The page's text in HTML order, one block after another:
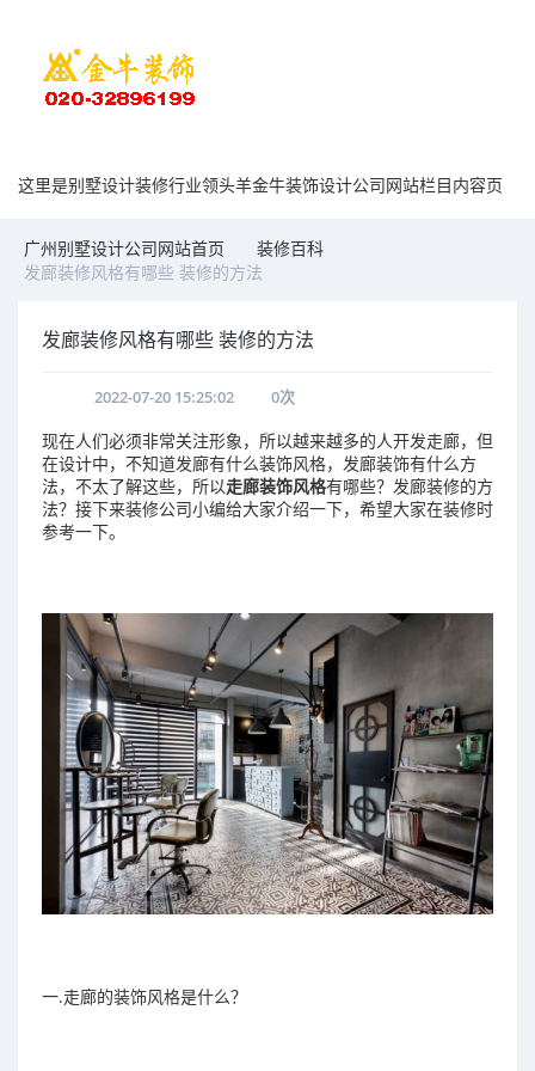
这里是别墅设计装修行业领头羊金牛装饰设计公司网站栏目内容页
广州别墅设计公司网站首页
装修百科
发廊装修风格有哪些 装修的方法
发廊装修风格有哪些 装修的方法
2022-07-20 15:25:02 0次
现在人们必须非常关注形象，所以越来越多的人开发走廊，但
在设计中，不知道发廊有什么装饰风格，发廊装饰有什么方
法，不太了解这些，所以走廊装饰风格有哪些？发廊装修的方
法？接下来装修公司小编给大家介绍一下，希望大家在装修时
参考一下。
一.走廊的装饰风格是什么？